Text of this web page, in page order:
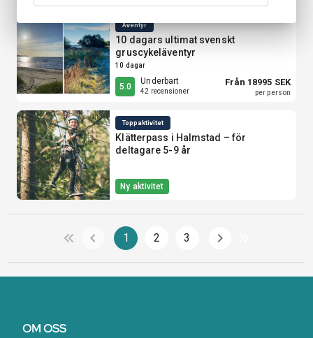
Äventyr
10 dagars ultimat svenskt
gruscykeläventyr
10 dagar
5.0
Underbart
42 recensioner
Från 18995 SEK
per person
Toppaktivitet
Klätterpass i Halmstad – för
deltagare 5-9 år
Ny aktivitet
1 2 3
OM OSS